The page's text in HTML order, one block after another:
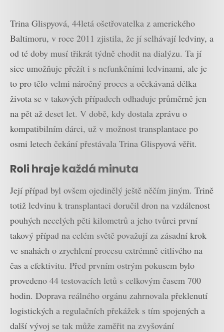
Trina Glispyová, 44letá ošetřovatelka z amerického
Baltimoru, v roce 2011 zjistila, že jí selhávají ledviny, a
od té doby musí třikrát týdně chodit na dialýzu. Ta jí
sice umožňuje přežít i s nefunkčními ledvinami, ale je
to pro tělo velmi náročný proces a očekávaná délka
života se v takových případech odhaduje průměrně jen
na pět až deset let. V době, kdy dostala zprávu o
kompatibilním dárci, už v možnost transplantace po
osmi letech čekání přestávala Trina Glispyová věřit.
Roli hraje každá minuta
Její případ byl ovšem ojedinělý ještě něčím jiným. Trině
totiž ledvinu k transplantaci doručil dron na vzdálenost
pouhých necelých pěti kilometrů a jeho tvůrci první
takový případ na celém světě považují za zásadní krok
ve snahách o zrychlení procesu extrémně citlivého na
čas a efektivitu. Před prvním ostrým pokusem bylo
provedeno 44 testovacích letů s celkovým časem 700
hodin. Doprava reálného orgánu zahrnovala překlenutí
logistických a regulačních překážek s tím spojených a
další vývoj se tak může zaměřit na zvyšování